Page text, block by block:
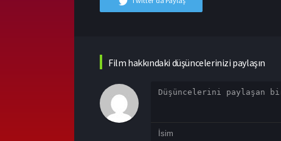
Film hakkındaki düşüncelerinizi paylaşın